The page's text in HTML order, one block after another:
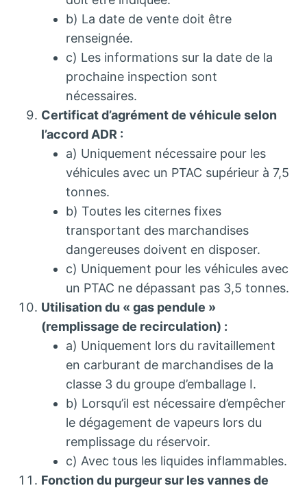
b) La date de vente doit être
renseignée.
c) Les informations sur la date de la
prochaine inspection sont
nécessaires.
Certificat d’agrément de véhicule selon
l’accord ADR :
a) Uniquement nécessaire pour les
véhicules avec un PTAC supérieur à 7,5
tonnes.
b) Toutes les citernes fixes
transportant des marchandises
dangereuses doivent en disposer.
c) Uniquement pour les véhicules avec
un PTAC ne dépassant pas 3,5 tonnes.
Utilisation du « gas pendule »
(remplissage de recirculation) :
a) Uniquement lors du ravitaillement
en carburant de marchandises de la
classe 3 du groupe d’emballage I.
b) Lorsqu’il est nécessaire d’empêcher
le dégagement de vapeurs lors du
remplissage du réservoir.
c) Avec tous les liquides inflammables.
Fonction du purgeur sur les vannes de